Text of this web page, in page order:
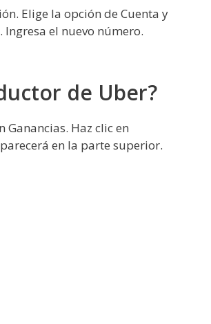
Elige la opción de Cuenta y
el nuevo número.
de Uber?
Haz clic en
en la parte superior.